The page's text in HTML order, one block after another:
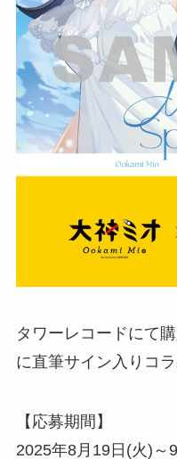
タワーレコードにて
に直筆サイン入りコ
【応募期間】
2025年8月19日(火)～